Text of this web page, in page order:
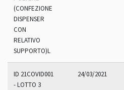
(CONFEZIONE
DISPENSER
CON
RELATIVO
SUPPORTO)L
ID 21COVID001
- LOTTO 3
24/03/2021